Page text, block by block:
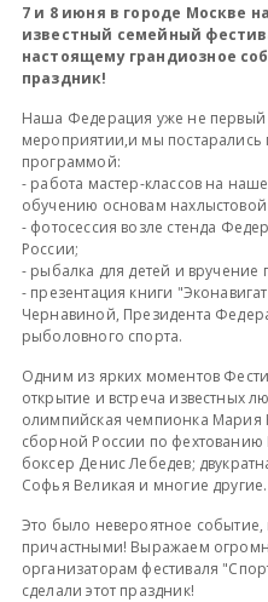
7 и 8 июня в городе Москве
известный семейный
настоящему грандиозное
праздник!
Наша Федерация уже не первый
мероприятии,и мы постарались
программой:
- работа мастер-классов на
обучению основам
- фотосессия возле стенда
России;
- рыбалка для детей и вручение
- презентация книги
Чернавиной, Президента
рыболовного спорта.
Одним из ярких моментов
открытие и встреча известных
олимпийская чемпионка Мария
сборной России по
боксер Денис Лебедев;
Софья Великая и многие другие.
Это было невероятное
причастными! Выражаем
организаторам фестиваля
сделали этот праздник!